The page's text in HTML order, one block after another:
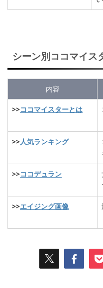
シーン別ココマイス
内容
>>ココマイスターとは
>>人気ランキング
>>ココデュラン
>>エイジング画像